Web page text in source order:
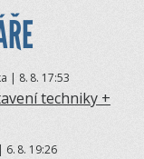
| 8. 8. 17:53
techniky +
6. 8. 19:26